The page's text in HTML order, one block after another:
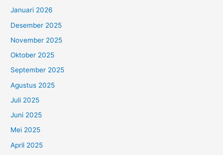
Januari 2026
Desember 2025
November 2025
Oktober 2025
September 2025
Agustus 2025
Juli 2025
Juni 2025
Mei 2025
April 2025